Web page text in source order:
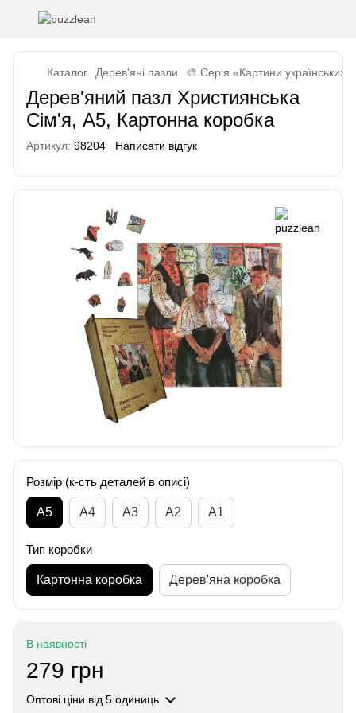
Каталог Дерев'яні пазли 🎨 Серія «Картини українських
Дерев'яний пазл Християнська
Сім'я, А5, Картонна коробка
Артикул: 98204 Написати відгук
Розмір (к-сть деталей в описі)
А5 А4 A3 A2 A1
Тип коробки
Картонна коробка Дерев'яна коробка
В наявності
279 грн
Оптові ціни від 5 одиниць